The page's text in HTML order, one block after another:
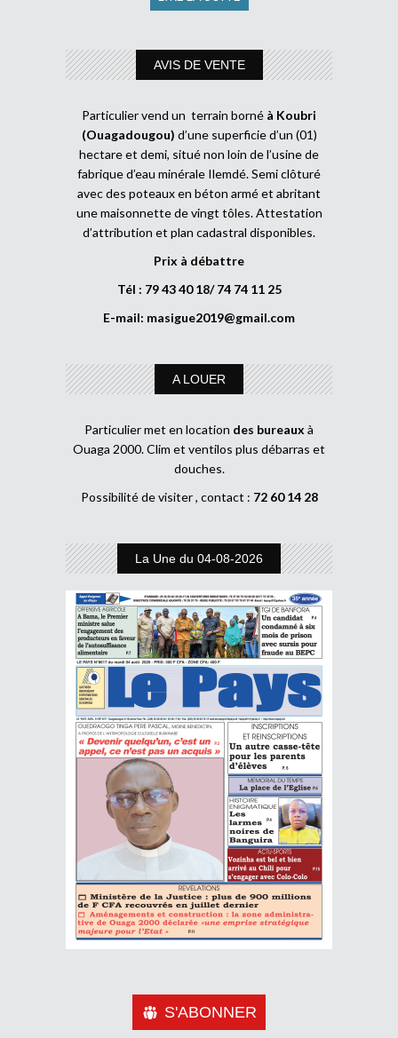
AVIS DE VENTE
Particulier vend un terrain borné à Koubri
(Ouagadougou) d’une superficie d’un (01)
hectare et demi, situé non loin de l’usine de
fabrique d’eau minérale Ilemdé. Semi clôturé
avec des poteaux en béton armé et abritant
une maisonnette de vingt tôles. Attestation
d’attribution et plan cadastral disponibles.
Prix à débattre
Tél : 79 43 40 18/ 74 74 11 25
E-mail: masigue2019@gmail.com
A LOUER
Particulier met en location des bureaux à
Ouaga 2000. Clim et ventilos plus débarras et
douches.
Possibilité de visiter , contact : 72 60 14 28
La Une du 04-08-2026
S'ABONNER